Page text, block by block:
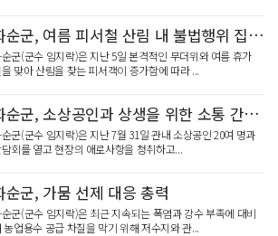
화순군, 여름 피서철 산림 내 불법행위 집중단속
군(군수 임지락)은 지난 5일 본격적인 무더위와 여름 휴가
맞아 산림을 찾는 피서객이 증가함에 따라 ...
화순군, 소상공인과 상생을 위한 소통 간담회 개최
군(군수 임지락)은 지난 7월 31일 관내 소상공인 20여 명과
회를 열고 현장의 애로사항을 청취하고...
순군, 가뭄 선제 대응 총력
군(군수 임지락)은 최근 지속되는 폭염과 강수 부족에 대비
농업용수 공급 차질을 막기 위해 저수지와 관...